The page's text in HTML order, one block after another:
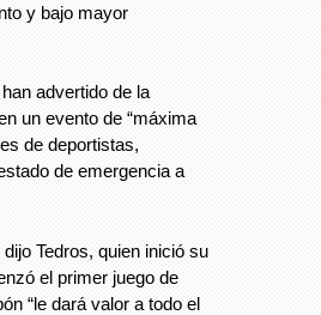
y bajo mayor
advertido de la
un evento de “máxima
de deportistas,
de emergencia a
Tedros, quien inició su
el primer juego de
“le dará valor a todo el